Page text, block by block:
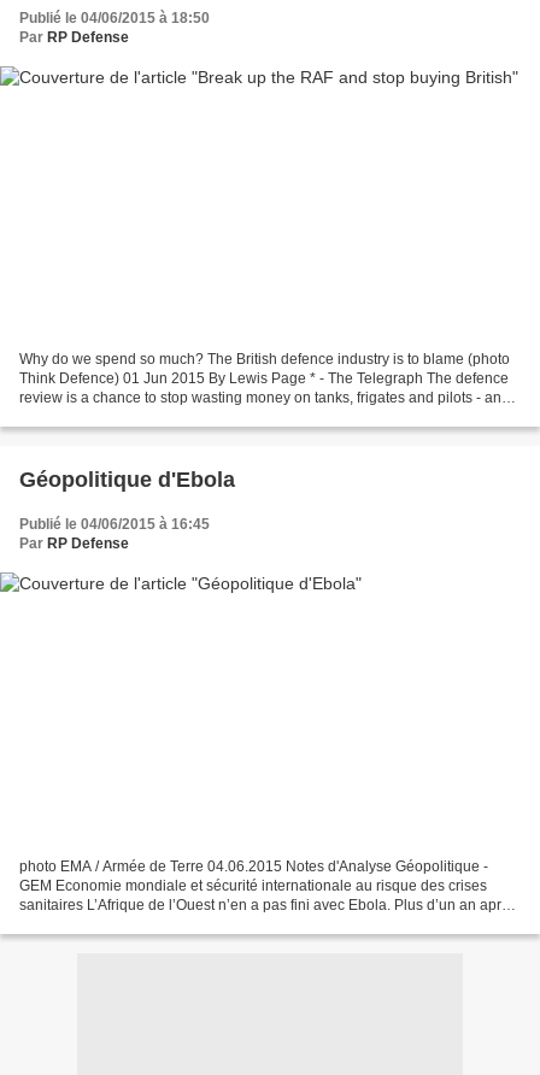
Publié le 04/06/2015 à 18:50
Par RP Defense
Why do we spend so much? The British defence industry is to blame (photo
Think Defence) 01 Jun 2015 By Lewis Page * - The Telegraph The defence
review is a chance to stop wasting money on tanks, frigates and pilots - and
Géopolitique d'Ebola
Publié le 04/06/2015 à 16:45
Par RP Defense
photo EMA / Armée de Terre 04.06.2015 Notes d'Analyse Géopolitique -
GEM Economie mondiale et sécurité internationale au risque des crises
sanitaires L’Afrique de l’Ouest n’en a pas fini avec Ebola. Plus d’un an après